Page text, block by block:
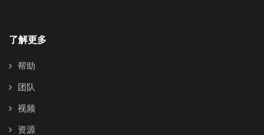
了解更多
帮助
团队
视频
资源